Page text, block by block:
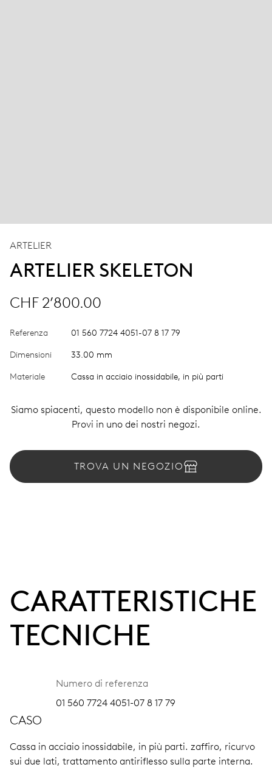
ARTELIER
ARTELIER SKELETON
CHF 2’800.00
Referenza 01 560 7724 4051-07 8 17 79
Dimensioni 33.00 mm
Materiale Cassa in acciaio inossidabile, in più parti
Siamo spiacenti, questo modello non è disponibile online.
Provi in uno dei nostri negozi.
TROVA UN NEGOZIO
CARATTERISTICHE
TECNICHE
Numero di referenza
01 560 7724 4051-07 8 17 79
CASO
Cassa in acciaio inossidabile, in più parti. zaffiro, ricurvo
sui due lati, trattamento antiriflesso sulla parte interna.